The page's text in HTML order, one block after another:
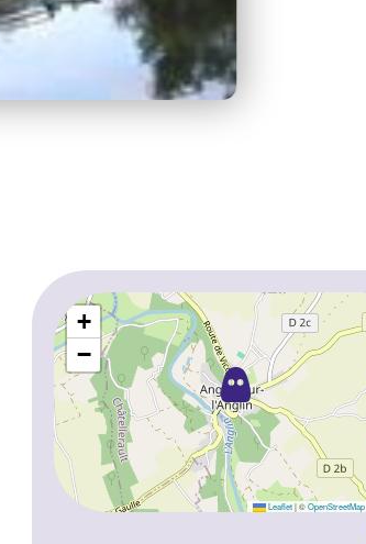
+
−
Leaflet|©OpenStreetMap